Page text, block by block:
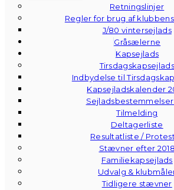
Retningslinjer
Regler for brug af klubbens
J/80 vintersejlads
Gråsælerne
Kapsejlads
Tirsdagskapsejlads
Indbydelse til
Kapsejladskalender
Sejladsbestemmelser
Tilmelding
Deltagerliste
Resultatliste /
Stævner efter 2018
Familiekapsejlads
Udvalg &
Tidligere stævner